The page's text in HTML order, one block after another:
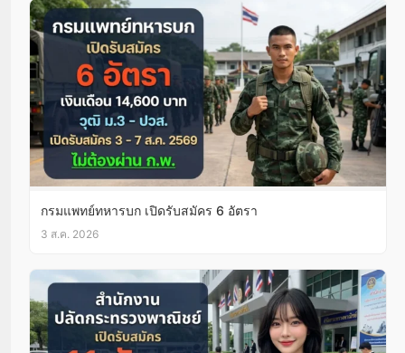
กรมแพทย์ทหารบก เปิดรับสมัคร 6 อัตรา
3 ส.ค. 2026